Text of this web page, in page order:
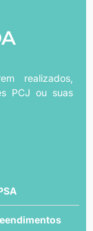
realizados,
PCJ ou suas